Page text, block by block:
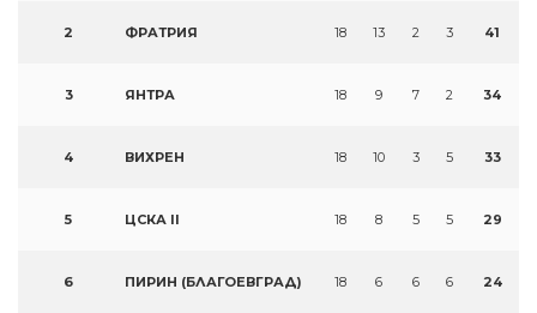
2 ФРАТРИЯ 18 13 2 3 41
3 ЯНТРА 18 9 7 2 34
4 ВИХРЕН 18 10 3 5 33
5 ЦСКА II 18 8 5 5 29
6 ПИРИН (БЛАГОЕВГРАД) 18 6 6 6 24